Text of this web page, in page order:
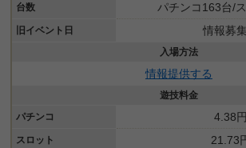
台数 パチンコ163台/
旧イベント日 情報募
入場方法
情報提供する
遊技料金
パチンコ
4.38円
スロット 21.73